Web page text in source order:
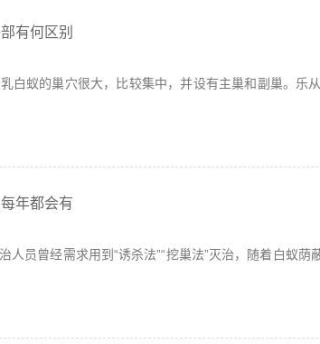
有何区别
白蚁的巢穴很大，比较集中，并设有主巢和副巢。乐
年都会有
人员曾经需求用到“诱杀法”“挖巢法”灭治，随着白蚁